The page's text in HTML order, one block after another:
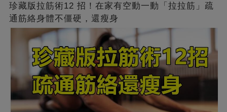
珍藏版拉筋術12 招！在家有空動一動「拉拉筋」疏
通筋絡身體不僵硬，還瘦身